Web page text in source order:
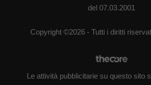
del 07.03.2001
Copyright ©2026 - Tutti i diritti
Le attività pubblicitarie su questo sito